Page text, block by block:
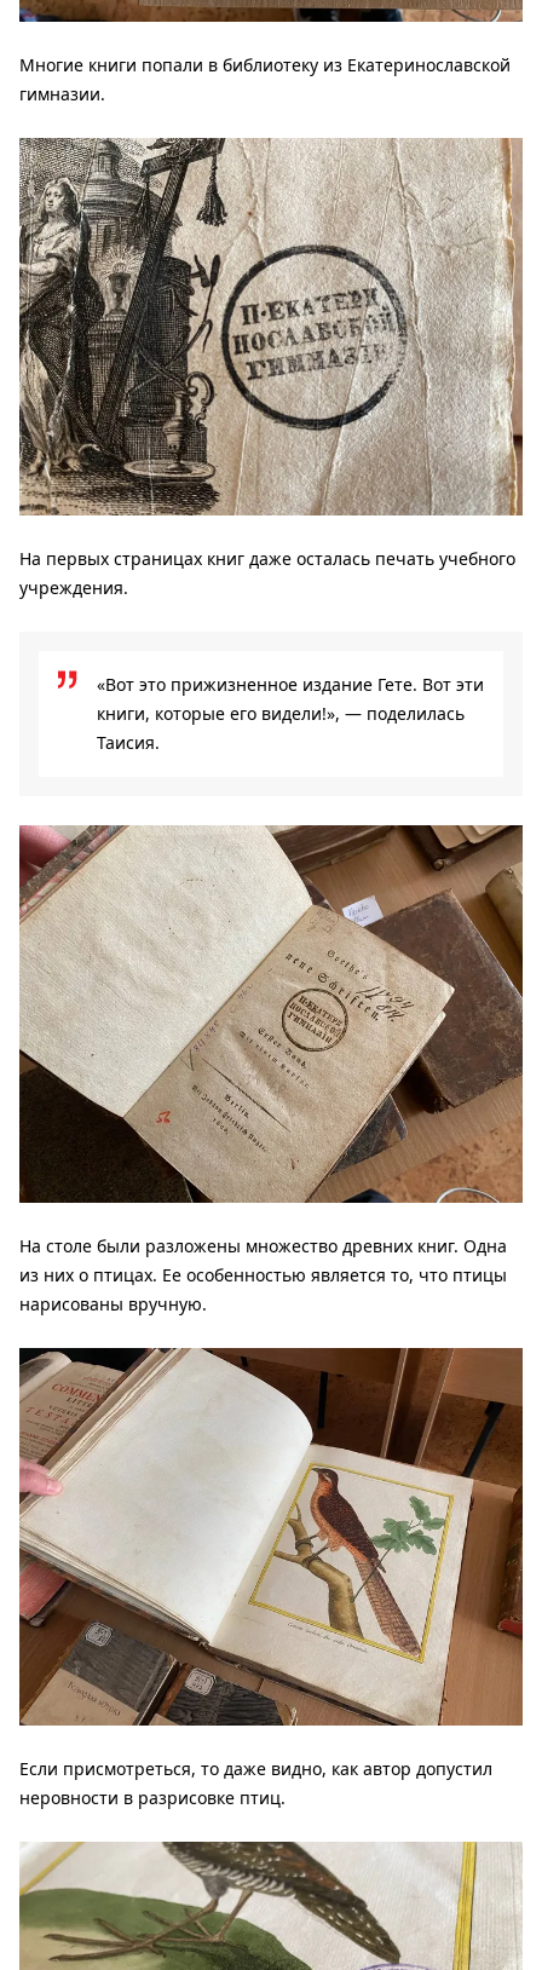
Многие книги попали в библиотеку из Екатеринославской
гимназии.
На первых страницах книг даже осталась печать учебного
учреждения.
«Вот это прижизненное издание Гете. Вот эти
книги, которые его видели!», — поделилась
Таисия.
На столе были разложены множество древних книг. Одна
из них о птицах. Ее особенностью является то, что птицы
нарисованы вручную.
Если присмотреться, то даже видно, как автор допустил
неровности в разрисовке птиц.